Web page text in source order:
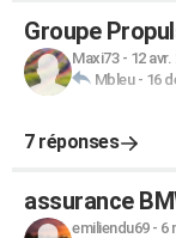
Groupe
Maxi73- 12 avr.
Mbleu- 16
7 réponses
assurance
emiliendu69- 6